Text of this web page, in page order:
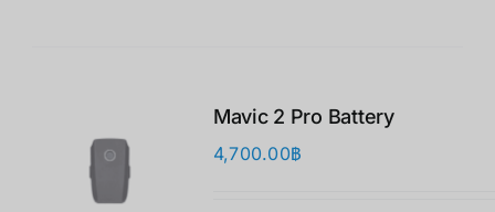
Mavic 2 Pro Battery
4,700.00฿